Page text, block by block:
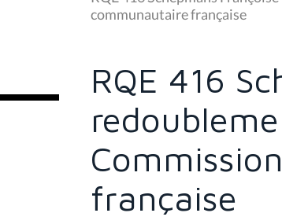
s
ê
:
communautaire française
RQE 416
française